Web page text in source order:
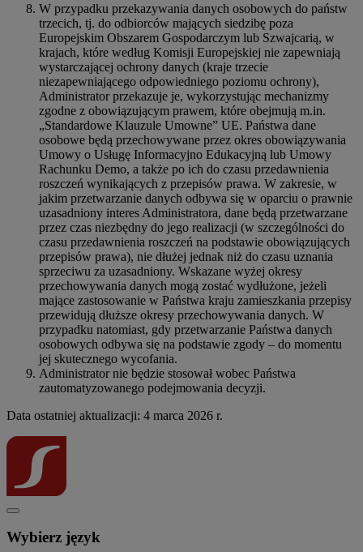
W przypadku przekazywania danych osobowych do państw
trzecich, tj. do odbiorców mających siedzibę poza
Europejskim Obszarem Gospodarczym lub Szwajcarią, w
krajach, które według Komisji Europejskiej nie zapewniają
wystarczającej ochrony danych (kraje trzecie
niezapewniającego odpowiedniego poziomu ochrony),
Administrator przekazuje je, wykorzystując mechanizmy
zgodne z obowiązującym prawem, które obejmują m.in.
„Standardowe Klauzule Umowne” UE. Państwa dane
osobowe będą przechowywane przez okres obowiązywania
Umowy o Usługę Informacyjno Edukacyjną lub Umowy
Rachunku Demo, a także po ich do czasu przedawnienia
roszczeń wynikających z przepisów prawa. W zakresie, w
jakim przetwarzanie danych odbywa się w oparciu o prawnie
uzasadniony interes Administratora, dane będą przetwarzane
przez czas niezbędny do jego realizacji (w szczególności do
czasu przedawnienia roszczeń na podstawie obowiązujących
przepisów prawa), nie dłużej jednak niż do czasu uznania
sprzeciwu za uzasadniony. Wskazane wyżej okresy
przechowywania danych mogą zostać wydłużone, jeżeli
mające zastosowanie w Państwa kraju zamieszkania przepisy
przewidują dłuższe okresy przechowywania danych. W
przypadku natomiast, gdy przetwarzanie Państwa danych
osobowych odbywa się na podstawie zgody – do momentu
jej skutecznego wycofania.
Administrator nie będzie stosował wobec Państwa
zautomatyzowanego podejmowania decyzji.
Data ostatniej aktualizacji: 4 marca 2026 r.
Wybierz język